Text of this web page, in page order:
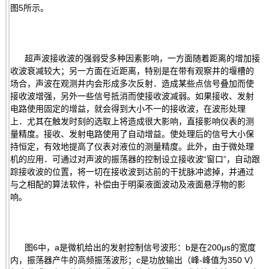
图5所示。
超声波接收波的强弱受多种因素影响，一方面随着距离的增加接
收波衰减较大；另一方面在近距离，特别是在带有观察井的堰槽的
场合，声波在观测井内会形成多次反射．造成某些点信号叠加而使
接收波增强，另外一些信号抵消而使接收波减弱。如果接收、发射
电路使用固定的增益，就会得到大小不一的接收波，在波形处理
上．尤其在触发时刻的选取上将造成很大影响，直接影响仪表的测
量精度。接收、发射电路使用了自动增益。使处理后的信号大小保
持恒定，有效地提高了仪表对液位的测量精度。此外，由于微处理
机的应用．可通过对声波的振荡器的控制设立接收波“窗口”，自动跟
踪接收波的位置，将一切在接收波到达前的干扰脉冲滤掉，并通过
与之相配的算法软件，补偿由于明渠液面波动及液面悬浮物的影
响。
图6中，a是微机给出的发射控制信号波形：b是在200μs的宽度
内，振荡器产牛的高频振荡波形；c是功放输出（峰-峰值为350 V）